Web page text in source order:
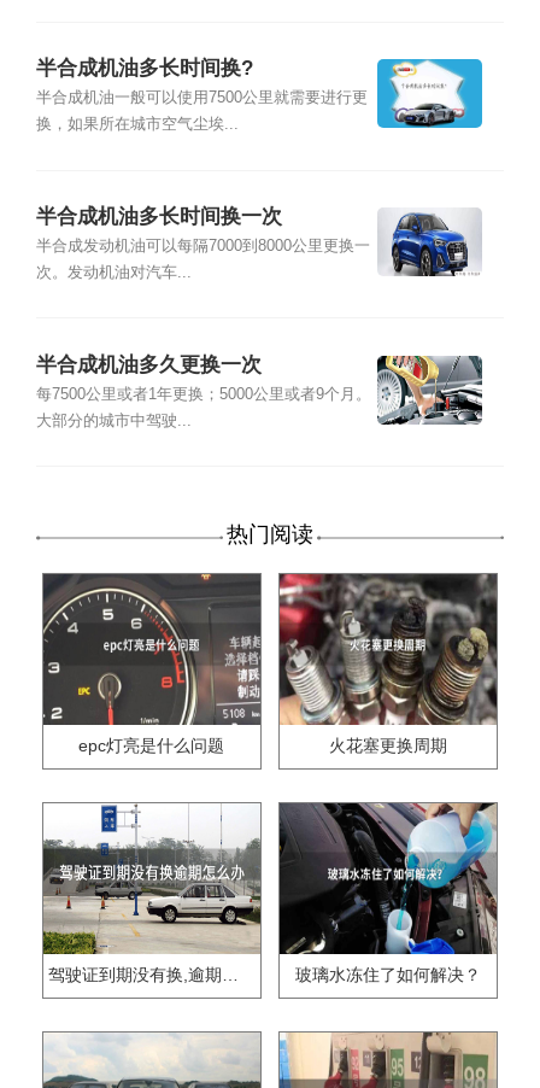
半合成机油多长时间换?
半合成机油一般可以使用7500公里就需要进行更
换，如果所在城市空气尘埃...
半合成机油多长时间换一次
半合成发动机油可以每隔7000到8000公里更换一
次。发动机油对汽车...
半合成机油多久更换一次
每7500公里或者1年更换；5000公里或者9个月。
大部分的城市中驾驶...
热门阅读
epc灯亮是什么问题 火花塞更换周期
驾驶证到期没有换,逾期怎么办?? 玻璃水冻住了如何解决？